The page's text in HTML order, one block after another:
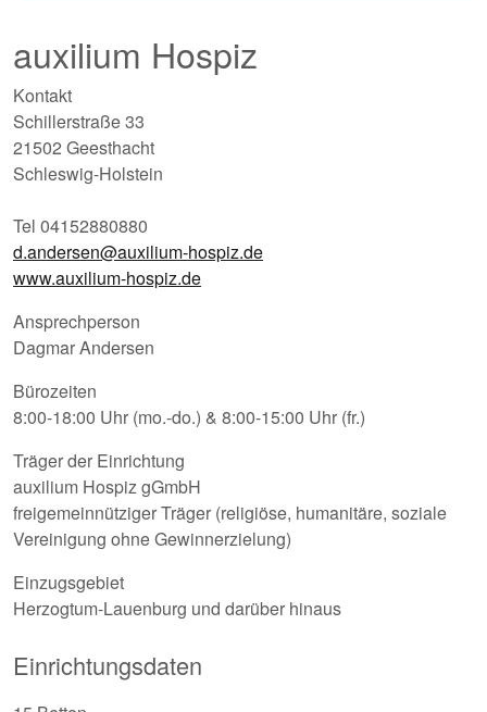
auxilium Hospiz
Kontakt
Schillerstraße 33
21502 Geesthacht
Schleswig-Holstein
Tel 04152880880
d.andersen@auxilium-hospiz.de
www.auxilium-hospiz.de
Ansprechperson
Dagmar Andersen
Bürozeiten
8:00-18:00 Uhr (mo.-do.) & 8:00-15:00 Uhr (fr.)
Träger der Einrichtung
auxilium Hospiz gGmbH
freigemeinnütziger Träger (religiöse, humanitäre, soziale
Vereinigung ohne Gewinnerzielung)
Einzugsgebiet
Herzogtum-Lauenburg und darüber hinaus
Einrichtungsdaten